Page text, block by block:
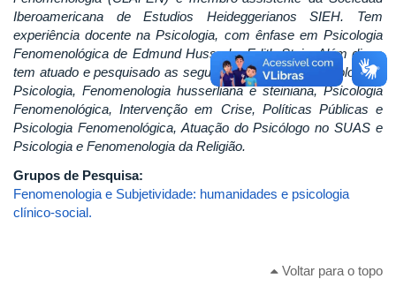
Iberoamericana de Estudios Heideggerianos SIEH. Tem
experiência docente na Psicologia, com ênfase em Psicologia
Fenomenológica de Edmund Husserl e Edith Stein. Além disso
tem atuado e pesquisado as seguintes áreas: Fenomenologia e
Psicologia, Fenomenologia husserliana e steiniana, Psicologia
Fenomenológica, Intervenção em Crise, Políticas Públicas e
Psicologia Fenomenológica, Atuação do Psicólogo no SUAS e
Psicologia e Fenomenologia da Religião.
Grupos de Pesquisa:
Fenomenologia e Subjetividade: humanidades e psicologia
clínico-social.
Voltar para o topo